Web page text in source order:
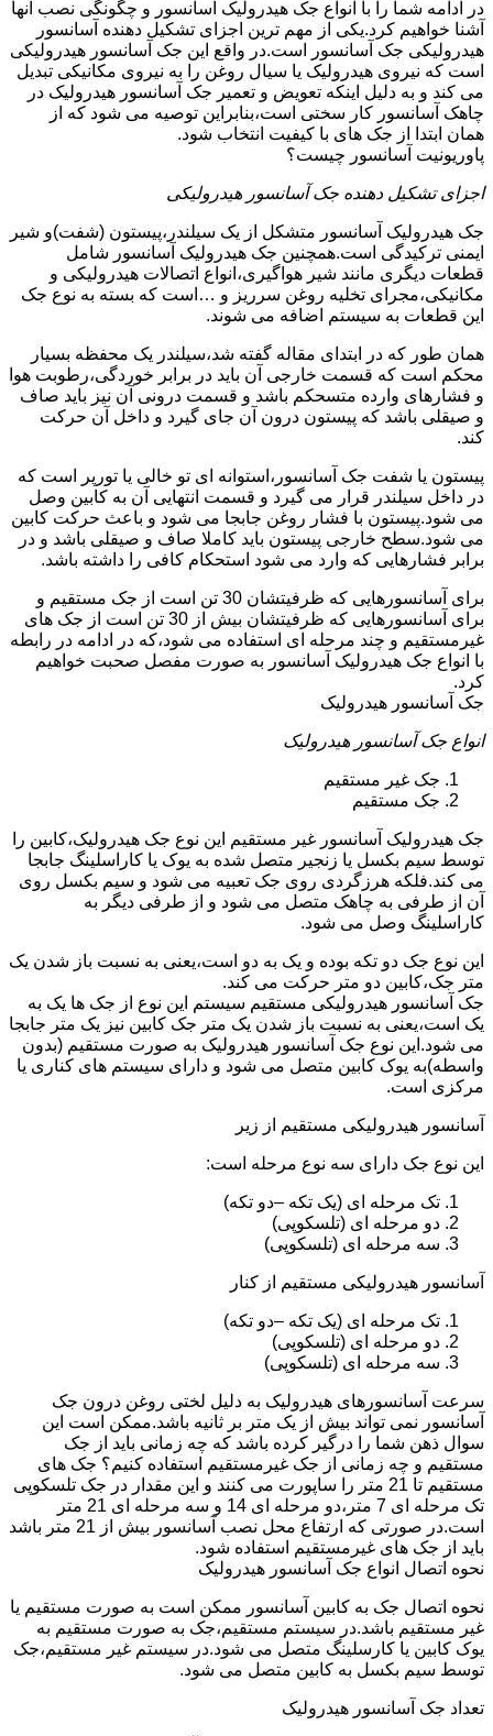
در ادامه شما را با انواع جک هیدرولیک آسانسور و چگونگی نصب آنها
آشنا خواهیم کرد.یکی از مهم ترین اجزای تشکیل دهنده آسانسور
هیدرولیکی جک آسانسور است.در واقع این جک آسانسور هیدرولیکی
است که نیروی هیدرولیک یا سیال روغن را به نیروی مکانیکی تبدیل
می کند و به دلیل اینکه تعویض و تعمیر جک آسانسور هیدرولیک در
چاهک آسانسور کار سختی است،بنابراین توصیه می شود که از
همان ابتدا از جک های با کیفیت انتخاب شود.
پاوریونیت آسانسور چیست؟
اجزای تشکیل دهنده جک آسانسور هیدرولیکی
جک هیدرولیک آسانسور متشکل از یک سیلندر،پیستون (شفت)و شیر
ایمنی ترکیدگی است.همچنین جک هیدرولیک آسانسور شامل
قطعات دیگری مانند شیر هواگیری،انواع اتصالات هیدرولیکی و
مکانیکی،مجرای تخلیه روغن سرریز و …است که بسته به نوع جک
این قطعات به سیستم اضافه می شوند.
همان طور که در ابتدای مقاله گفته شد،سیلندر یک محفظه بسیار
محکم است که قسمت خارجی آن باید در برابر خوردگی،رطوبت هوا
و فشارهای وارده متسحکم باشد و قسمت درونی آن نیز باید صاف
و صیقلی باشد که پیستون درون آن جای گیرد و داخل آن حرکت
کند.
پیستون یا شفت جک آسانسور،استوانه ای تو خالی یا تورپر است که
در داخل سیلندر قرار می گیرد و قسمت انتهایی آن به کابین وصل
می شود.پیستون با فشار روغن جابجا می شود و باعث حرکت کابین
می شود.سطح خارجی پیستون باید کاملا صاف و صیقلی باشد و در
برابر فشارهایی که وارد می شود استحکام کافی را داشته باشد.
برای آسانسورهایی که ظرفیتشان 30 تن است از جک مستقیم و
برای آسانسورهایی که ظرفیتشان بیش از 30 تن است از جک های
غیرمستقیم و چند مرحله ای استفاده می شود،که در ادامه در رابطه
با انواع جک هیدرولیک آسانسور به صورت مفصل صحبت خواهیم
کرد.
جک آسانسور هیدرولیک
انواع جک آسانسور هیدرولیک
جک غیر مستقیم
جک مستقیم
جک هیدرولیک آسانسور غیر مستقیم این نوع جک هیدرولیک،کابین را
توسط سیم بکسل یا زنجیر متصل شده به یوک یا کاراسلینگ جابجا
می کند.فلکه هرزگردی روی جک تعبیه می شود و سیم بکسل روی
آن از طرفی به چاهک متصل می شود و از طرفی دیگر به
کاراسلینگ وصل می شود.
این نوع جک دو تکه بوده و یک به دو است،یعنی به نسبت باز شدن یک
متر جک،کابین دو متر حرکت می کند.
جک آسانسور هیدرولیکی مستقیم سیستم این نوع از جک ها یک به
یک است،یعنی به نسبت باز شدن یک متر جک کابین نیز یک متر جابجا
می شود.این نوع جک آسانسور هیدرولیک به صورت مستقیم (بدون
واسطه)به یوک کابین متصل می شود و دارای سیستم های کناری یا
مرکزی است.
آسانسور هیدرولیکی مستقیم از زیر
این نوع جک دارای سه نوع مرحله است:
تک مرحله ای (یک تکه –دو تکه)
دو مرحله ای (تلسکوپی)
سه مرحله ای (تلسکوپی)
آسانسور هیدرولیکی مستقیم از کنار
تک مرحله ای (یک تکه –دو تکه)
دو مرحله ای (تلسکوپی)
سه مرحله ای (تلسکوپی)
سرعت آسانسورهای هیدرولیک به دلیل لختی روغن درون جک
آسانسور نمی تواند بیش از یک متر بر ثانیه باشد.ممکن است این
سوال ذهن شما را درگیر کرده باشد که چه زمانی باید از جک
مستقیم و چه زمانی از جک غیرمستقیم استفاده کنیم؟ جک های
مستقیم تا 21 متر را ساپورت می کنند و این مقدار در جک تلسکوپی
تک مرحله ای 7 متر،دو مرحله ای 14 و سه مرحله ای 21 متر
است.در صورتی که ارتفاع محل نصب آسانسور بیش از 21 متر باشد
باید از جک های غیرمستقیم استفاده شود.
نحوه اتصال انواع جک آسانسور هیدرولیک
نحوه اتصال جک به کابین آسانسور ممکن است به صورت مستقیم یا
غیر مستقیم باشد.در سیستم مستقیم،جک به صورت مستقیم به
یوک کابین یا کارسلینگ متصل می شود.در سیستم غیر مستقیم،جک
توسط سیم بکسل به کابین متصل می شود.
تعداد جک آسانسور هیدرولیک